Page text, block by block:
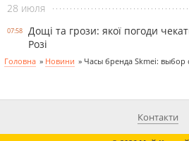
28 июля
07:58
Дощі та грози: якої погоди
Розі
Головна » Новини » Часы бренда Skmei:
Контакти